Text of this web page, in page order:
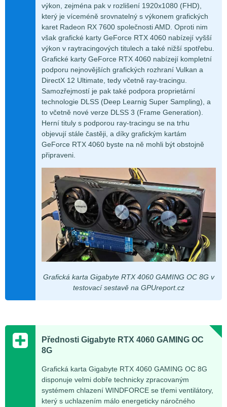
výkon, zejména pak v rozlišení 1920x1080 (FHD),
který je víceméně srovnatelný s výkonem grafických
karet Radeon RX 7600 společnosti AMD. Oproti nim
však grafické karty GeForce RTX 4060 nabízejí vyšší
výkon v raytracingových titulech a také nižší spotřebu.
Grafické karty GeForce RTX 4060 nabízejí kompletní
podporu nejnovějších grafických rozhraní Vulkan a
DirectX 12 Ultimate, tedy včetně ray-tracingu.
Samozřejmostí je pak také podpora proprietární
technologie DLSS (Deep Learnig Super Sampling), a
to včetně nové verze DLSS 3 (Frame Generation).
Herní tituly s podporou ray-tracingu se na trhu
objevují stále častěji, a díky grafickým kartám
GeForce RTX 4060 byste na ně mohli být obstojně
připraveni.
Grafická karta Gigabyte RTX 4060 GAMING OC 8G v
testovací sestavě na GPUreport.cz
Přednosti Gigabyte RTX 4060 GAMING OC
8G
Grafická karta Gigabyte RTX 4060 GAMING OC 8G
disponuje velmi dobře technicky zpracovaným
systémem chlazení WINDFORCE se třemi ventilátory,
který s uchlazením málo energeticky náročného